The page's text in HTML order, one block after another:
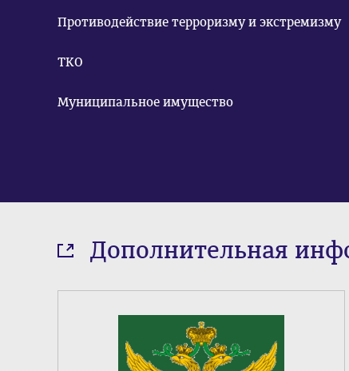
Противодействие терроризму и экстремизму
ТКО
Муниципальное имущество
Дополнительная